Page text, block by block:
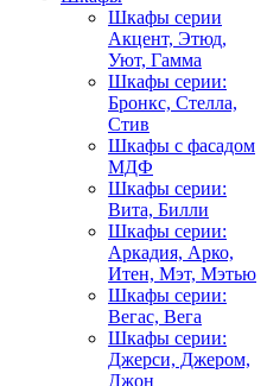
Шкафы серии
Акцент, Этюд,
Уют, Гамма
Шкафы серии:
Бронкс, Стелла,
Стив
Шкафы с фасадом
МДФ
Шкафы серии:
Вита, Билли
Шкафы серии:
Аркадия, Арко,
Итен, Мэт, Мэтью
Шкафы серии:
Вегас, Вега
Шкафы серии:
Джерси, Джером,
Джон